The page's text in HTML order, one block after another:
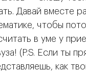
Давай вместе
чтобы
в уме у
(P.S. Если ты
как